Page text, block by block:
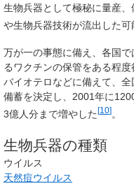
生物兵器として極秘に量産
や生物兵器技術が流出した
万が一の事態に備え、各国
るワクチンの保管をある程度
バイオテロなどに備えて、
備蓄を決定し、2001年に
3億人分まで増やした[10]。
生物兵器の種類
ウイルス
天然痘ウイルス